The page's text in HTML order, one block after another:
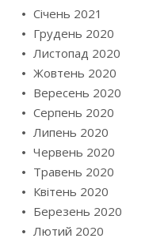
Січень 2021
Грудень 2020
Листопад 2020
Жовтень 2020
Вересень 2020
Серпень 2020
Липень 2020
Червень 2020
Травень 2020
Квітень 2020
Березень 2020
Лютий 2020